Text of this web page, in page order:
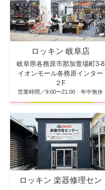
ロッキン 岐阜店
岐阜県各務原市那加萱場町3-8
イオンモール各務原インター
２F
営業時間／9:00〜21:00 年中無休
ロッキン 楽器修理セン